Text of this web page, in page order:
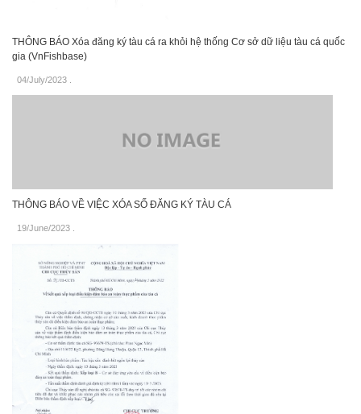
THÔNG BÁO Xóa đăng ký tàu cá ra khỏi hệ thống Cơ sở dữ liệu tàu cá quốc
gia (VnFishbase)
04/July/2023
THÔNG BÁO VỀ VIỆC XÓA SỐ ĐĂNG KÝ TÀU CÁ
19/June/2023